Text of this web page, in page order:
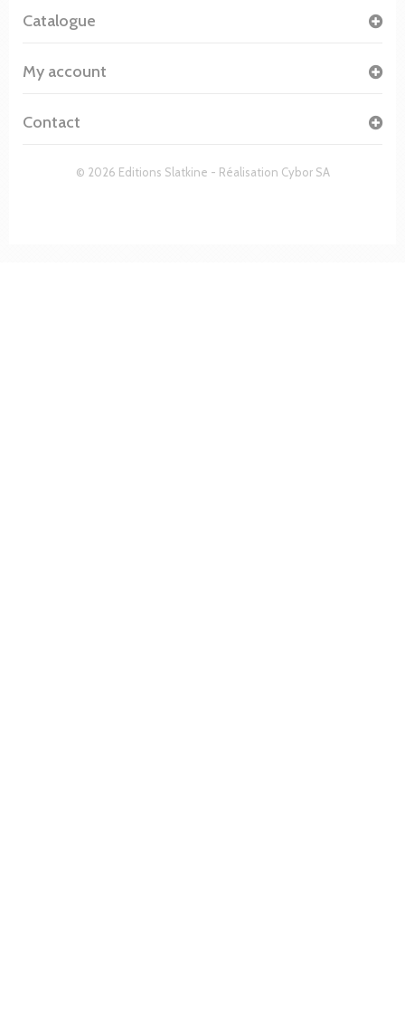
© 2026 Editions Slatkine - Réalisation Cybor SA
Catalogue
My account
Contact